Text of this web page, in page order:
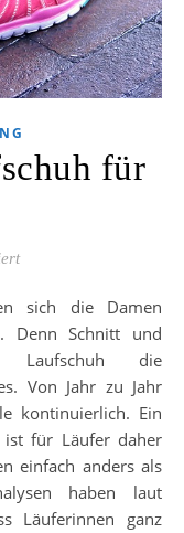
für
für Der perfekte
Denn Schnitt und
Laufschuh die
Von Jahr zu Jahr
kontinuierlich. Ein
ist für Läufer daher
einfach anders als
haben laut
Läuferinnen ganz